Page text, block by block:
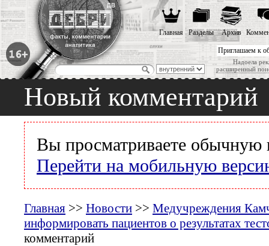
Приглашаем к
Надоела
расширенный
Главная Разделы Архив
Новый комментарий
Вы просматриваете обычную
Перейти на мобильную
Главная >> Новости >> Медучреждения
информировать пациентов о результатах
комментарий